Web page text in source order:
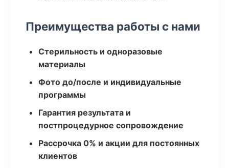
Преимущества работы с нами
Стерильность и одноразовые
материалы
Фото до/после и индивидуальные
программы
Гарантия результата и
постпроцедурное сопровождение
Рассрочка 0% и акции для постоянных
клиентов